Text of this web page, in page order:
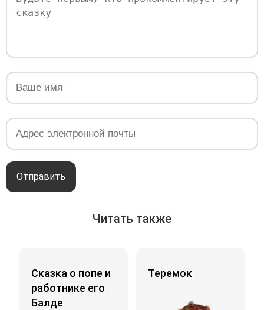
Отправить
Читать также
Сказка о попе и
работнике его
Балде
Теремок